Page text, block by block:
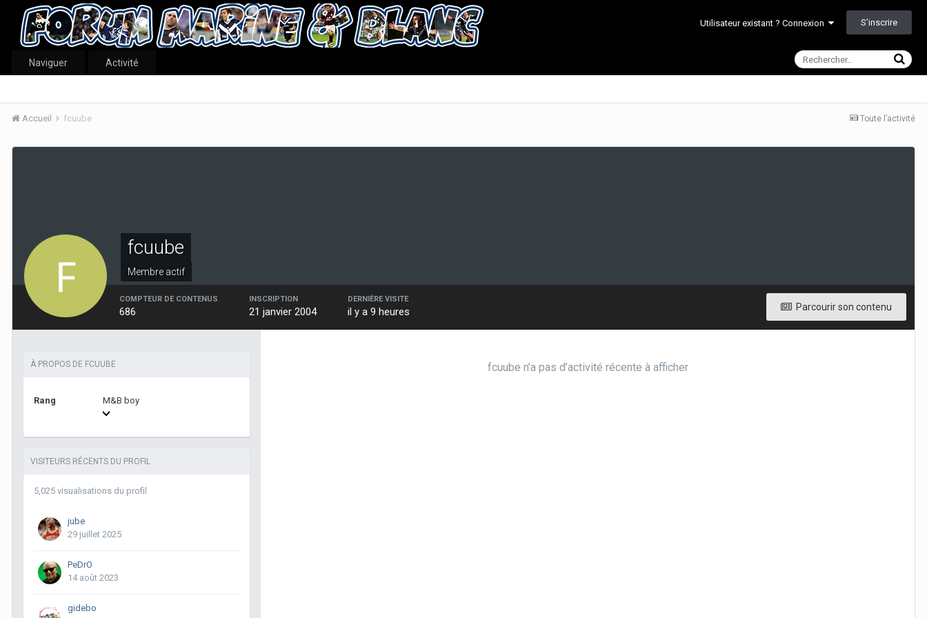
Utilisateur existant ? Connexion S’inscrire
Naviguer Activité
Toute l’activité
Accueil fcuube
fcuube
Membre actif
Parcourir son contenu
COMPTEUR DE CONTENUS
686
INSCRIPTION
21 janvier 2004
DERNIÈRE VISITE
il y a 9 heures
À PROPOS DE FCUUBE
Rang M&B boy
VISITEURS RÉCENTS DU PROFIL
5,025 visualisations du profil
jube
29 juillet 2025
PeDrO
14 août 2023
gidebo
fcuube n’a pas d’activité récente à afficher